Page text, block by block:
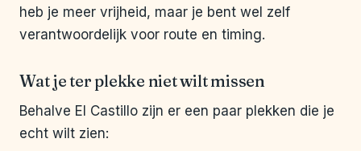
heb je meer vrijheid, maar je bent wel zelf
verantwoordelijk voor route en timing.
Wat je ter plekke niet wilt missen
Behalve El Castillo zijn er een paar plekken die je
echt wilt zien: